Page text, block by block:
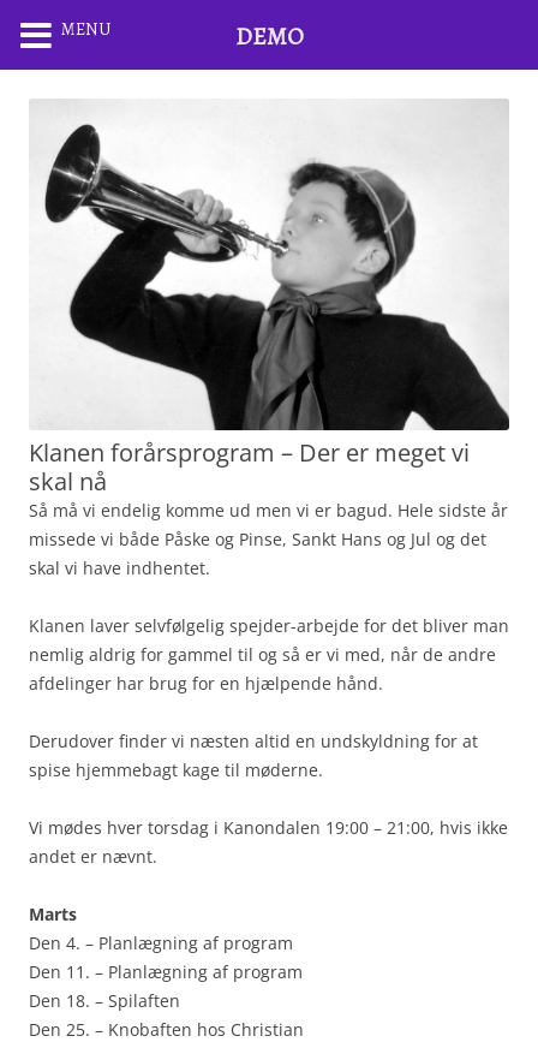
Klanen forårsprogram – Der er meget vi
skal nå
Så må vi endelig komme ud men vi er bagud. Hele sidste år
missede vi både Påske og Pinse, Sankt Hans og Jul og det
skal vi have indhentet.
Klanen laver selvfølgelig spejder-arbejde for det bliver man
nemlig aldrig for gammel til og så er vi med, når de andre
afdelinger har brug for en hjælpende hånd.
Derudover finder vi næsten altid en undskyldning for at
spise hjemmebagt kage til møderne.
Vi mødes hver torsdag i Kanondalen 19:00 – 21:00, hvis ikke
andet er nævnt.
Marts
Den 4. – Planlægning af program
Den 11. – Planlægning af program
Den 18. – Spilaften
Den 25. – Knobaften hos Christian
MENU DEMO